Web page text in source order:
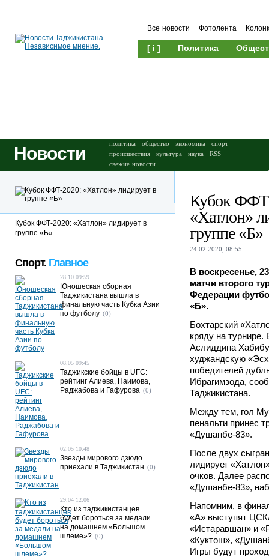
Все новости Фотолента
[ i ] Политика
Новости политика общество экономика
спорт
происшествия
культура наука
RSS
свежие новости
Кубок
«Хатлон»
группе «Б»
24.02.2020, 08:55
В воскресенье,
матчи второго
Федерации
«Б».
Бохтарский
кряду на турнире.
Аслиддина
худжандскую
победителей
Ибрагимзода,
Таджикистана.
Между тем, гол
пенальти принес
«Душанбе-83».
После двух
лидирует
очков. Далее
«Душанбе-83»,
Напомним, в
«А» выступят
«Истаравшан» и
«Куктош»,
Игры будут
Кубок ФФТ-2020: «Хатлон» лидирует в
группе «Б»
Спорт. Главное
28.10 09:59
Юношеская сборная
Таджикистана вышла в
финальную часть Кубка Азии
по футболу (0)
08.05 09:45
Таджикские бойцы в UFC:
рейтинг Алиева, Наимова,
Раджабова и Гафурова (0)
02.05 10:48
Звезды мирового дзюдо
приехали в Таджикистан (0)
29.04 12:06
Кто из таджикистанцев
будет бороться за медали
на домашнем «Большом
шлеме»? (0)